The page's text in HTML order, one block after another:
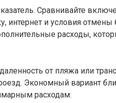
Сравнивайте
интернет и условия отмены
расходы,
от пляжа или
Экономный вариант
расходам.